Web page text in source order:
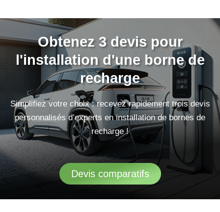
Obtenez 3 devis pour
l'installation d'une borne de
recharge
Simplifiez votre choix : recevez rapidement trois devis
personnalisés d’experts en installation de bornes de
recharge !
Devis comparatifs